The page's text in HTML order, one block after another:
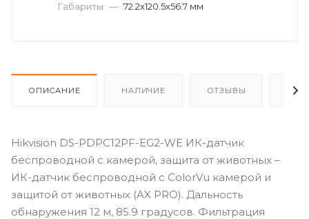
Габариты — 72.2x120.5x56.7 мм
ОПИСАНИЕ НАЛИЧИЕ ОТЗЫВЫ
Hikvision DS-PDPC12PF-EG2-WE ИК-датчик
беспроводной с камерой, защита от животных –
ИК-датчик беспроводной с ColorVu камерой и
защитой от животных (AX PRO). Дальность
обнаружения 12 м, 85.9 градусов. Фильтрация